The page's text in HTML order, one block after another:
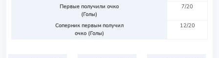
Первые получили очко
(Голы)
7/20
Соперник первым получил
очко (Голы)
12/20